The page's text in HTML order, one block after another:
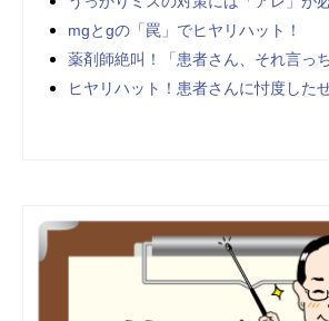
mgとgの「罠」でヒヤリハット！
薬剤師絶叫！「患者さん、それ言っ
ヒヤリハット！患者さんに忖度した